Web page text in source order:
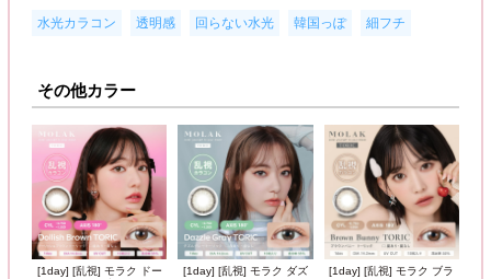
水光カラコン 透明感 回らない水光 韓国っぽ 細フチ
その他カラー
[1day] [乱視] モラク ドー
[1day] [乱視] モラク ダズ
[1day] [乱視] モラク ブラ